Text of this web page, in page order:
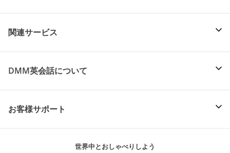
関連サービス
DMM英会話について
お客様サポート
世界中とおしゃべりしよう